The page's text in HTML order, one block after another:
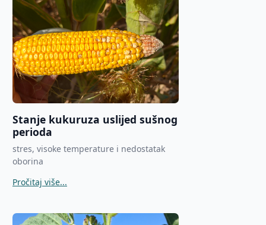
Stanje kukuruza uslijed sušnog
perioda
stres, visoke temperature i nedostatak
oborina
Pročitaj više...